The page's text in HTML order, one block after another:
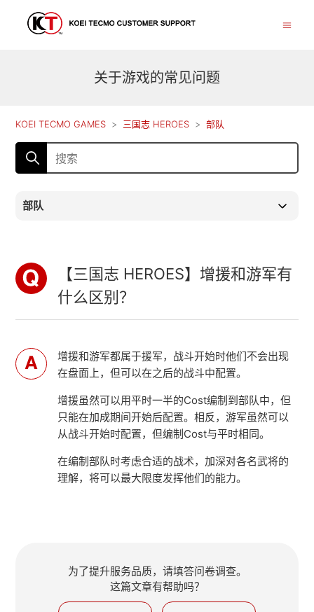
关于游戏的常见问题
KOEI TECMO GAMES 三国志 HEROES 部队
部队
【三国志 HEROES】增援和游军有
什么区别？
增援和游军都属于援军，战斗开始时他们不会出现
在盘面上，但可以在之后的战斗中配置。
增援虽然可以用平时一半的Cost编制到部队中，但
只能在加成期间开始后配置。相反，游军虽然可以
从战斗开始时配置，但编制Cost与平时相同。
在编制部队时考虑合适的战术，加深对各名武将的
理解，将可以最大限度发挥他们的能力。
为了提升服务品质，请填答问卷调查。
这篇文章有帮助吗？